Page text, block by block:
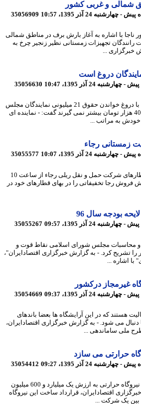
و غربی کشور
35056909
با اشاره به آغاز بارش برف در مناطق شمالی
تجهیزات زمستانی نظیر زنجیر چرخ به
...
35056630
نماینده مردم تهران در مجلس با دروغ خواندن حقوق 21 میلیونی نمایندگان مجلس
نمایندگان 5 میلیون و 400 هزار تومان بیشتر نمی گیرند گفت: - نماینده ای
به مراتب ...
رجاء
35055577
پیش فروش بلیت زمستانی قطارهای شرکت حمل و نقل ریلی رجاء از ساعت 10
رجا تخفیفاتی را در بهای قطارهای خود در
سال 96
35055267
مجلس شورای اسلامی نقاط قوت و
کشور را تشریح کرد. - به گزارش خبرگزاری اقتصادایران"،
...
35054669
هستند که در این آرایشگاه ها بعضا باندهای
می شود. - به گزارش خبرگزاری اقتصادایران،
ساماندهی ...
حرارتی می سازد
35054412
ایران و روسیه قرارداد ساخت نیروگاه حرارتی به ارزش یک میلیارد و 600 میلیون
اقتصادایران، قرارداد ساخت این نیروگاه